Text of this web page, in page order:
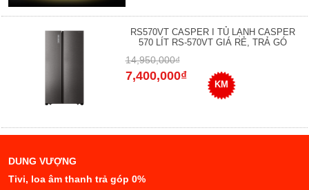
RS570VT CASPER I TỦ LẠNH CASPER
570 LÍT RS-570VT GIÁ RẺ, TRẢ GÓ
14,950,000₫
7,400,000₫
KM
DUNG VƯỢNG
Tivi, loa âm thanh trả góp 0%